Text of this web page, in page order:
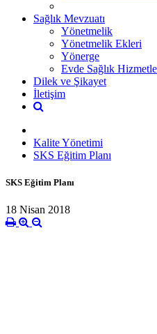
Sağlık Mevzuatı
Yönetmelik
Yönetmelik Ekleri
Yönerge
Evde Sağlık
Dilek ve Şikayet
İletişim
Kalite Yönetimi
SKS Eğitim Planı
SKS Eğitim Planı
18 Nisan 2018